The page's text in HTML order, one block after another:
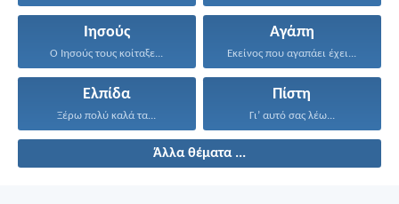
Ιησούς
Ο Ιησούς τους κοίταξε...
Αγάπη
Εκείνος που αγαπάει έχει...
Ελπίδα
Ξέρω πολύ καλά τα...
Πίστη
Γι’ αυτό σας λέω...
Άλλα θέματα ...